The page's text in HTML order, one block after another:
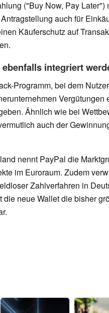
("Buy Now, Pay Later")
auch für
Käuferschutz auf
integriert
Programm, bei dem
Vergütungen
Ähnlich wie bei
auch der
nennt PayPal die
im Euroraum. Zudem
Zahlverfahren in
neue Wallet die bisher